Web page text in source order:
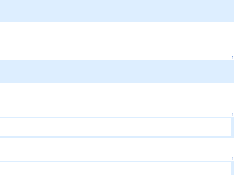
↑
↑
↑